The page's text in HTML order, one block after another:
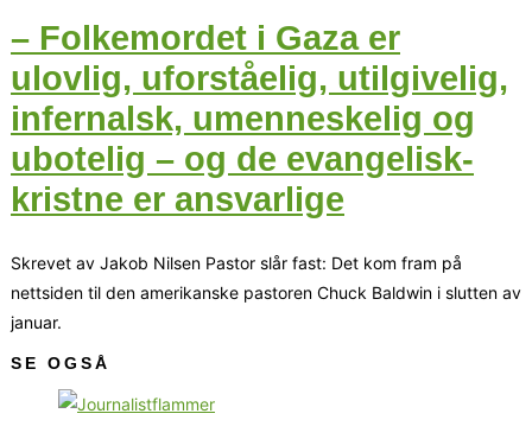
– Folkemordet i Gaza er
ulovlig, uforståelig, utilgivelig,
infernalsk, umenneskelig og
ubotelig – og de evangelisk-
kristne er ansvarlige
Skrevet av Jakob Nilsen Pastor slår fast: Det kom fram på
nettsiden til den amerikanske pastoren Chuck Baldwin i slutten av
januar.
SE OGSÅ